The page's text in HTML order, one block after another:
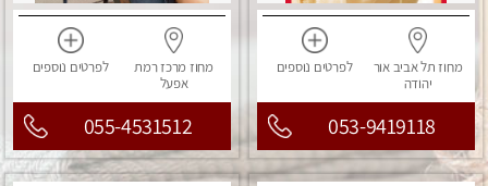
מחוז תל אביבאור
יהודה
לפרטים נוספים
053-9419118
מחוז מרכזרמת
אפעל
לפרטים נוספים
055-4531512